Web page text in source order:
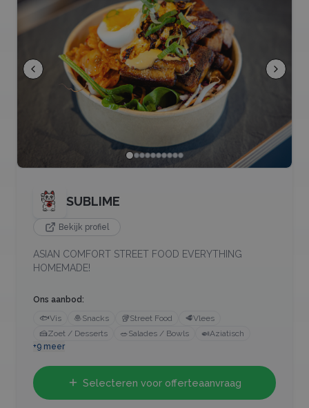
SUBLIME
Bekijk profiel
ASIAN COMFORT STREET FOOD EVERYTHING
HOMEMADE!
Ons aanbod:
🐟Vis 🧆Snacks 🥡Street Food 🥩Vlees
🍰Zoet / Desserts 🥗Salades / Bowls 🍛Aziatisch
+9 meer
Selecteren voor offerteaanvraag